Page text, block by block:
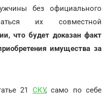
без официального
их совместной
что будет доказан факт
имущества за
21 СКУ, само по себе